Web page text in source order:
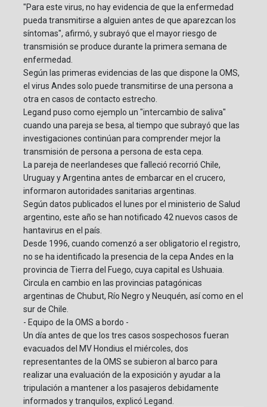
"Para este virus, no hay evidencia de que la enfermedad
pueda transmitirse a alguien antes de que aparezcan los
síntomas", afirmó, y subrayó que el mayor riesgo de
transmisión se produce durante la primera semana de
enfermedad.
Según las primeras evidencias de las que dispone la OMS,
el virus Andes solo puede transmitirse de una persona a
otra en casos de contacto estrecho.
Legand puso como ejemplo un "intercambio de saliva"
cuando una pareja se besa, al tiempo que subrayó que las
investigaciones continúan para comprender mejor la
transmisión de persona a persona de esta cepa.
La pareja de neerlandeses que falleció recorrió Chile,
Uruguay y Argentina antes de embarcar en el crucero,
informaron autoridades sanitarias argentinas.
Según datos publicados el lunes por el ministerio de Salud
argentino, este año se han notificado 42 nuevos casos de
hantavirus en el país.
Desde 1996, cuando comenzó a ser obligatorio el registro,
no se ha identificado la presencia de la cepa Andes en la
provincia de Tierra del Fuego, cuya capital es Ushuaia.
Circula en cambio en las provincias patagónicas
argentinas de Chubut, Río Negro y Neuquén, así como en el
sur de Chile.
- Equipo de la OMS a bordo -
Un día antes de que los tres casos sospechosos fueran
evacuados del MV Hondius el miércoles, dos
representantes de la OMS se subieron al barco para
realizar una evaluación de la exposición y ayudar a la
tripulación a mantener a los pasajeros debidamente
informados y tranquilos, explicó Legand.